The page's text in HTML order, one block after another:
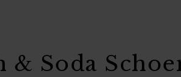
& Soda